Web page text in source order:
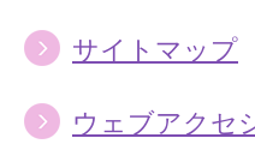
サイトマップ
ウェブアクセ